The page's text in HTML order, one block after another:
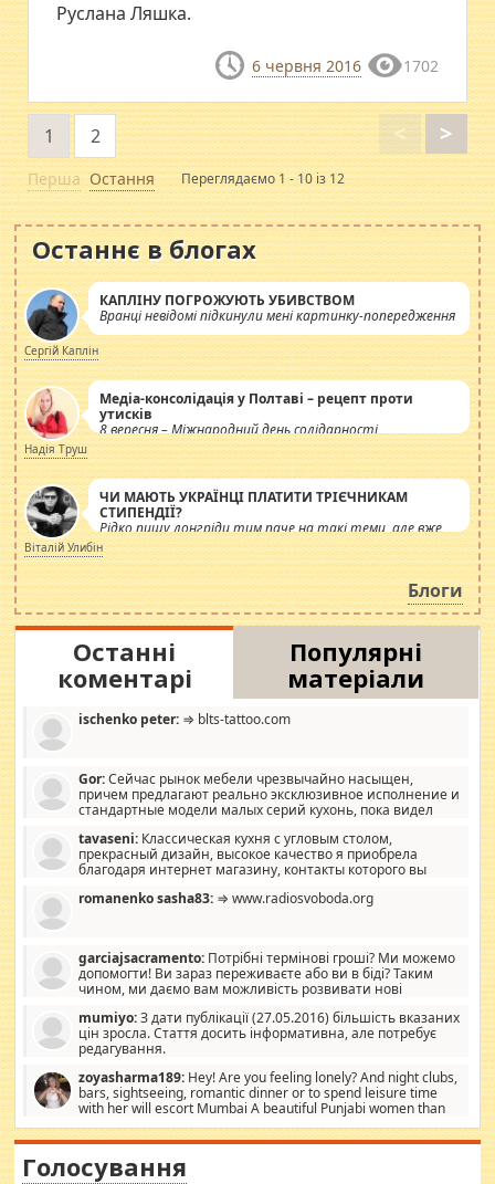
Руслана Ляшка.
6 червня 2016 1702
Перша
<
1 2 >
Остання Переглядаємо 1 - 10 із 12
Останнє в блогах
КАПЛІНУ ПОГРОЖУЮТЬ УБИВСТВОМ
Вранці невідомі підкинули мені картинку-попередження
Сергій Каплін
Медіа-консолідація у Полтаві – рецепт проти
утисків
8 вересня – Міжнародний день солідарності
журналістів.
Надія Труш
ЧИ МАЮТЬ УКРАЇНЦІ ПЛАТИТИ ТРІЄЧНИКАМ
СТИПЕНДІЇ?
Рідко пишу лонгріди тим паче на такі теми, але вже
просто дістало! Обурюють сьогоднішні інсенуації
навколо стипендіального питання. Штучно
роздувається ще одна соціальна катастрофа.
Віталій Улибін
Блоги
Останні
коментарі
Популярні
матеріали
ischenko peter: ⇒ blts-tattoo.com
Gor:Сейчас рынок мебели чрезвычайно насыщен,
причем предлагают реально эксклюзивное исполнение и
стандартные модели малых серий кухонь, пока видел
стандартные формы, в MebelOk, креативненько и что главное -
со вкусом все в порядке, без ненужных наворотов удорожающих
мебель, а это не последний фактор.
tavaseni: Классическая кухня с угловым столом,
прекрасный дизайн, высокое качество я приобрела
благодаря интернет магазину, контакты которого вы
romanenko sasha83: ⇒ www.radiosvoboda.org
garciajsacramento: Потрібні термінові гроші? Ми можемо
допомогти! Ви зараз переживаєте або ви в біді? Таким
чином, ми даємо вам можливість розвивати нові
допомагати людям, які намагаються дати їм шанс. Кожен
заслуговує на другий шанс, і, оскільки влада не зможе, вони
повинні приймати від інших. Для нас нема багато суми, і зрілість
витрат, а тільки узгоджених сум і нічого іншого. Не чекайте і не
коментуйте цей пост. Введіть суму, яку ви хочете подати, і ми
зв'яжемося з вами з усіма варіантами. зв'яжіться з нами
сьогодні на garciajsacramento@gmail.com Вам потрібні термінові
гроші? Ми можемо допомогти!
mumiyo:З дати публікації (27.05.2016) більшість вказаних
цін зросла. Стаття досить інформативна, але потребує
редагування.
zoyasharma189: Hey! Are you feeling lonely? And night clubs,
bars, sightseeing, romantic dinner or to spend leisure time
with her will escort Mumbai A beautiful Punjabi women than
sexy escort companion in arms that you guys feel like 5 star luxury
hotel had to spend the night in their search for loved solitaire free
woman "Love Solitaire" beautiful figure and shapely body shapes.
Голосування